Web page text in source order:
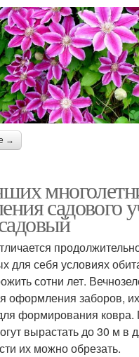
→
садового
для себя условиях
сотни лет.
оформления заборов,
формирования
вырастать до 30 м в
их можно обрезать.